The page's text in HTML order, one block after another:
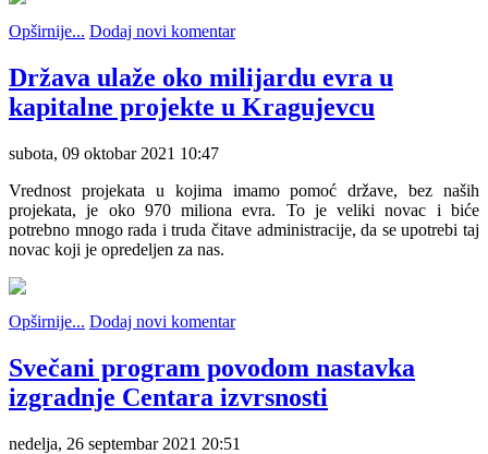
Opširnije... Dodaj novi komentar
Država ulaže oko milijardu evra u
kapitalne projekte u Kragujevcu
subota, 09 oktobar 2021 10:47
Vrednost projekata u kojima imamo pomoć države, bez naših
projekata, je oko 970 miliona evra. To je veliki novac i biće
potrebno mnogo rada i truda čitave administracije, da se upotrebi taj
novac koji je opredeljen za nas.
Opširnije... Dodaj novi komentar
Svečani program povodom nastavka
izgradnje Centara izvrsnosti
nedelja, 26 septembar 2021 20:51